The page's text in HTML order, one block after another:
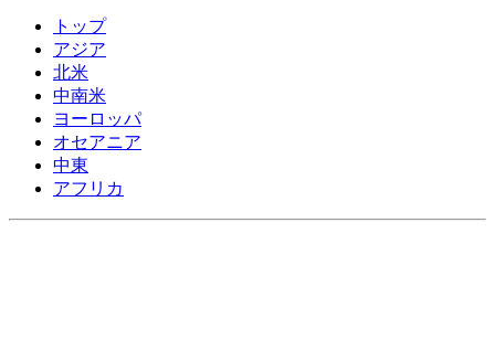
トップ
アジア
北米
中南米
ヨーロッパ
オセアニア
中東
アフリカ